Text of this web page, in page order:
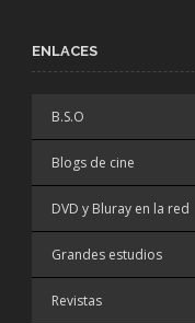
ENLACES
B.S.O
Blogs de cine
DVD y Bluray en la red
Grandes estudios
Revistas